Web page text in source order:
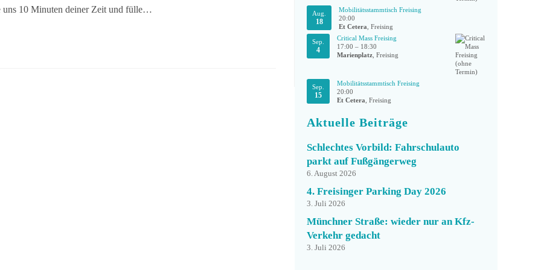
uns 10 Minuten deiner Zeit und fülle… Aug.
18
Mobilitätsstammtisch Freising
20:00
Et Cetera , Freising
Sep.
4
Critical Mass Freising
17:00 – 18:30
Marienplatz , Freising
Sep.
15
Mobilitätsstammtisch Freising
20:00
Et Cetera , Freising
Aktuelle Beiträge
Schlechtes Vorbild: Fahrschulauto
parkt auf Fußgängerweg
6. August 2026
4. Freisinger Parking Day 2026
3. Juli 2026
Münchner Straße: wieder nur an Kfz-
Verkehr gedacht
3. Juli 2026